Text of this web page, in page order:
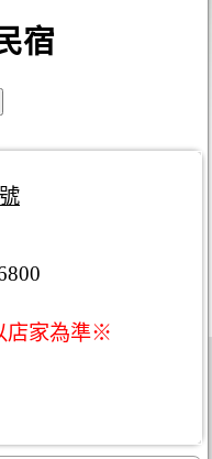
宿
店家為準※